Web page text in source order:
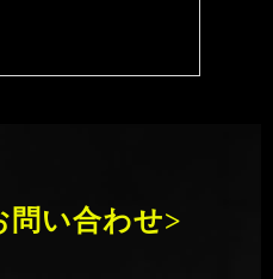
問い合わせ>